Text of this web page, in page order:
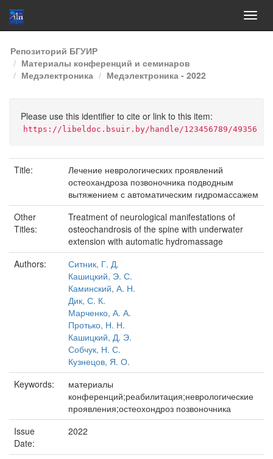
Skip
navigation
Репозиторий БГУИР
Материалы конференций и семинаров
Медэлектроника
Медэлектроника - 2022
Please use this identifier to cite or link to this item:
https://libeldoc.bsuir.by/handle/123456789/49356
Title:
Лечение неврологических проявлений
остеохандроза позвоночника подводным
вытяжением с автоматическим гидромассажем
Other
Titles:
Treatment of neurological manifestations of
osteochandrosis of the spine with underwater
extension with automatic hydromassage
Authors:
Ситник, Г. Д.
Кашицкий, Э. С.
Каминский, А. Н.
Дик, С. К.
Марченко, А. А.
Протько, Н. Н.
Кашицкий, Д. Э.
Собчук, Н. С.
Кузнецов, Я. О.
Keywords:
материалы
конференций;реабилитация;неврологические
проявления;остеохондроз позвоночника
Issue
Date:
2022